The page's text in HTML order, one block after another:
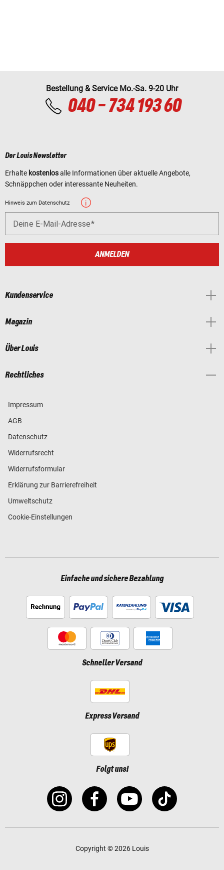
Bestellung & Service Mo.-Sa. 9-20 Uhr
040 - 734 193 60
Der Louis Newsletter
Erhalte kostenlosalle Informationen über aktuelle Angebote,
Schnäppchen oder interessante Neuheiten.
Hinweis zum Datenschutz
Deine E-Mail-Adresse
ANMELDEN
Kundenservice
Magazin
Über Louis
Rechtliches
Impressum
AGB
Datenschutz
Widerrufsrecht
Widerrufsformular
Erklärung zur Barrierefreiheit
Umweltschutz
Cookie-Einstellungen
Einfache und sichere Bezahlung
Schneller Versand
Express Versand
Folgt uns!
Copyright © 2026 Louis